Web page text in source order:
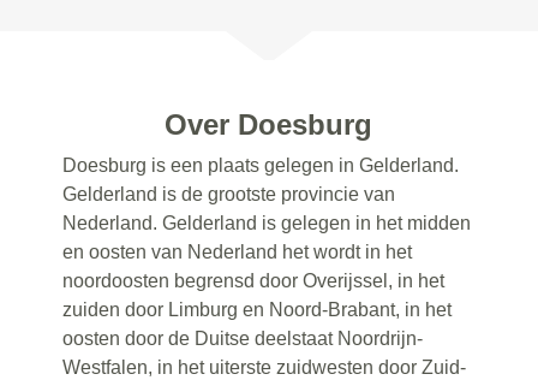
Over Doesburg
Doesburg is een plaats gelegen in Gelderland.
Gelderland is de grootste provincie van
Nederland. Gelderland is gelegen in het midden
en oosten van Nederland het wordt in het
noordoosten begrensd door Overijssel, in het
zuiden door Limburg en Noord-Brabant, in het
oosten door de Duitse deelstaat Noordrijn-
Westfalen, in het uiterste zuidwesten door Zuid-